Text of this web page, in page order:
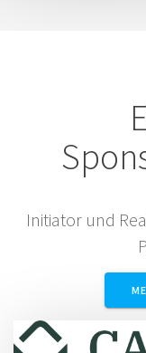
Initiator und